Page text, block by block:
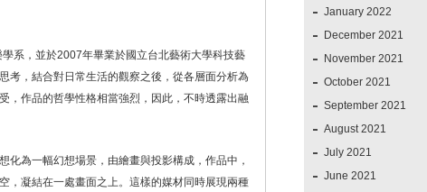
系，並於2007年畢業於國立台北藝術大學科技藝
考，結合對日常生活的觀察之後，從各層面分析為
，作品的哲學性格相當強烈，因此，不時透露出融
化為一幅幻想場景，由繪畫與投影構成，作品中，
，凝結在一處畫面之上。這樣的媒材同時展現兩種
January 2022
December 2021
November 2021
October 2021
September 2021
August 2021
July 2021
June 2021